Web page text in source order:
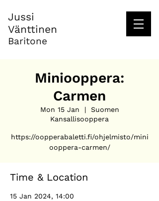
Jussi
Vänttinen
Baritone
Miniooppera:
Carmen
Mon 15 Jan
  |
Suomen
Kansallisooppera
https://oopperabaletti.fi/ohjelmisto/mini
ooppera-carmen/
Time & Location
15 Jan 2024, 14:00